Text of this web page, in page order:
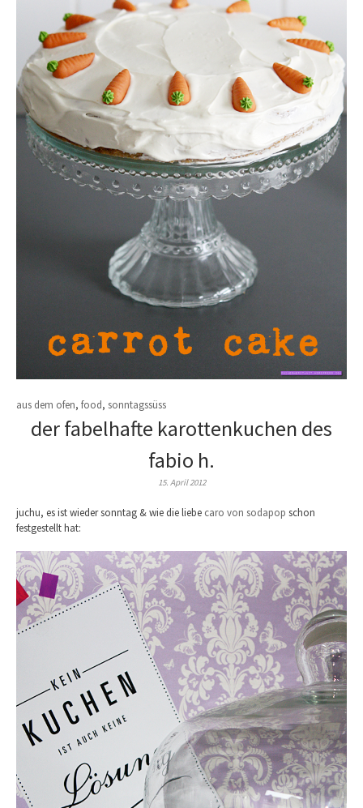
aus dem ofen, food, sonntagssüss
der fabelhafte karottenkuchen des
fabio h.
15. April 2012
juchu, es ist wieder sonntag & wie die liebe caro von sodapop schon
festgestellt hat: